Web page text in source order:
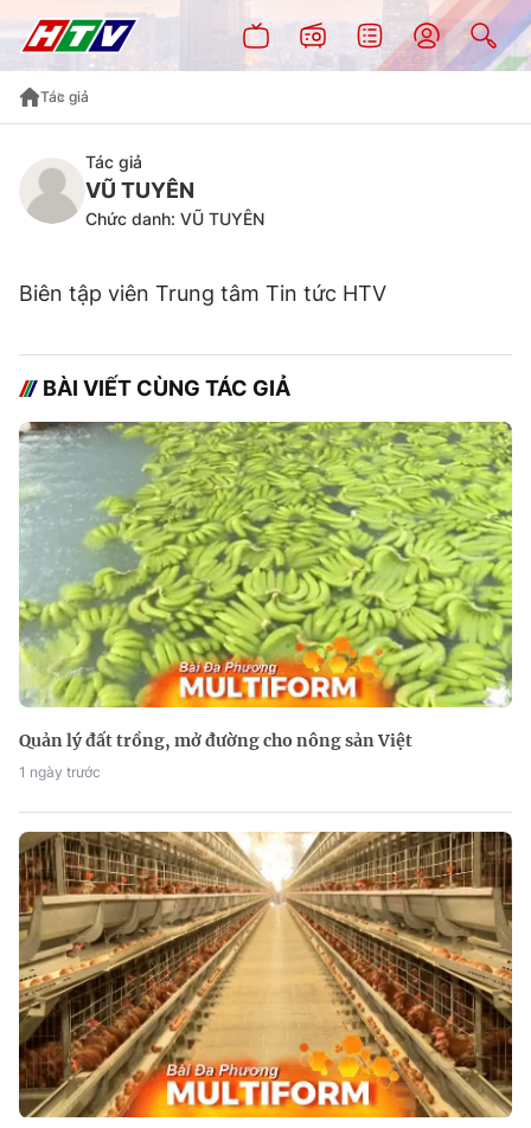
Tác giả
Tác giả
VŨ TUYÊN
Chức danh: VŨ TUYÊN
Biên tập viên Trung tâm Tin tức HTV
BÀI VIẾT CÙNG TÁC GIẢ
Quản lý đất trồng, mở đường cho nông sản Việt
1 ngày trước